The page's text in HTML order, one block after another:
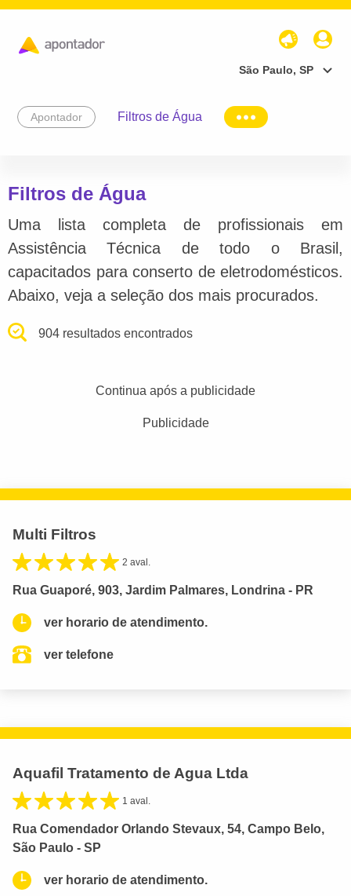
São Paulo, SP
Apontador Filtros de Água
Filtros de Água
Uma lista completa de profissionais em
Assistência Técnica de todo o Brasil,
capacitados para conserto de eletrodomésticos.
Abaixo, veja a seleção dos mais procurados.
904 resultados encontrados
Continua após a publicidade
Publicidade
Multi Filtros
2 aval.
Rua Guaporé, 903, Jardim Palmares, Londrina - PR
ver horario de atendimento.
ver telefone
Aquafil Tratamento de Agua Ltda
1 aval.
Rua Comendador Orlando Stevaux, 54, Campo Belo,
São Paulo - SP
ver horario de atendimento.